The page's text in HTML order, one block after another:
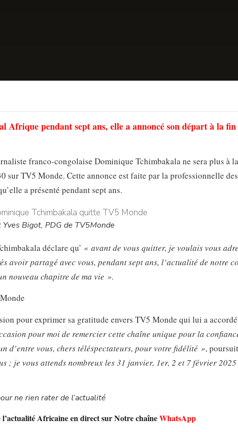
Afrique pendant sept ans, elle a annoncé son départ à la
franco-congolaise Dominique Tchimbakala ne sera plus à
sur TV5 Monde. Cette annonce est faite par la professionnelle
a présenté pendant sept ans.
Bigot, PDG de TV5Monde
déclare qu’ « avant de vous quitter, je voulais vous
avoir partagé avec vous, pendant sept ans, l’actualité de notre
nouveau chapitre de ma vie ».
pour exprimer sa gratitude envers TV5 Monde qui lui a
pour moi de remercier cette chaîne unique pour la
d’entre vous, chers téléspectateurs, pour votre fidélité »,
; je vous attends nombreux les 31 janvier, 1er, 2 et 7 février
ne rien rater de l’actualité
Africaine en direct sur Notre chaîneWhatsApp